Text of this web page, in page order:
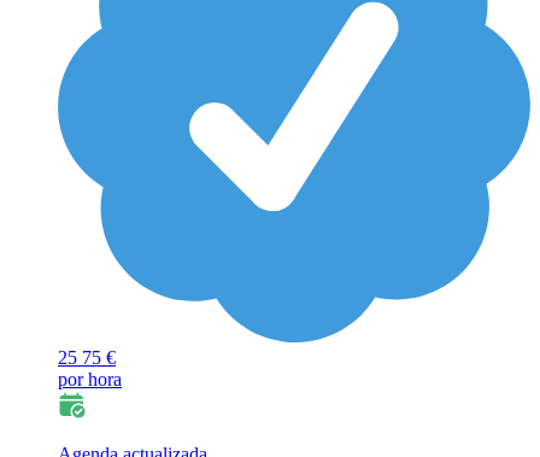
25 75 €
por hora